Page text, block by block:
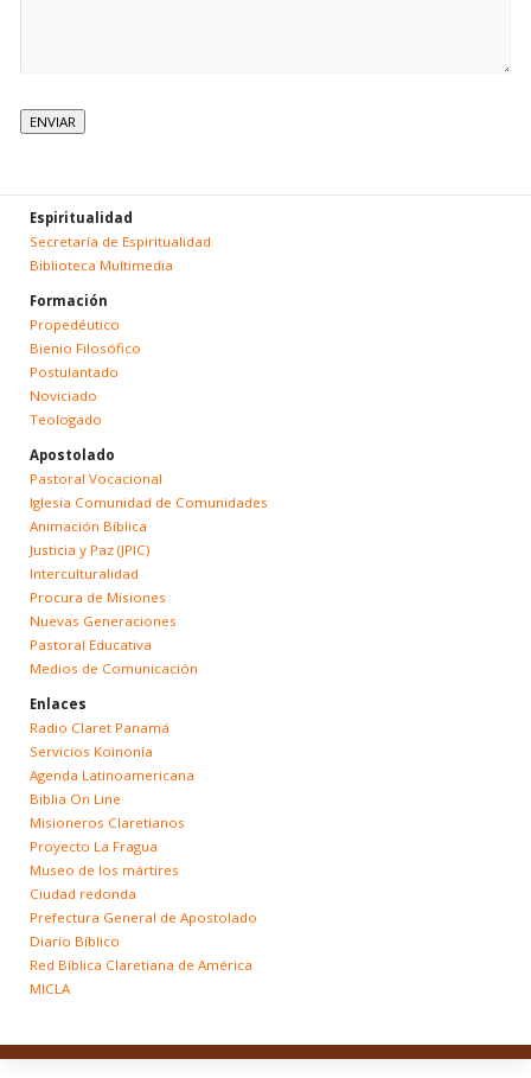
Espiritualidad
Secretaría de Espiritualidad
Biblioteca Multimedia
Formación
Propedéutico
Bienio Filosófico
Postulantado
Noviciado
Teologado
Apostolado
Pastoral Vocacional
Iglesia Comunidad de Comunidades
Animación Bíblica
Justicia y Paz (JPIC)
Interculturalidad
Procura de Misiones
Nuevas Generaciones
Pastoral Educativa
Medios de Comunicación
Enlaces
Radio Claret Panamá
Servicios Koinonía
Agenda Latinoamericana
Biblia On Line
Misioneros Claretianos
Proyecto La Fragua
Museo de los mártires
Ciudad redonda
Prefectura General de Apostolado
Diario Bíblico
Red Bíblica Claretiana de América
MICLA